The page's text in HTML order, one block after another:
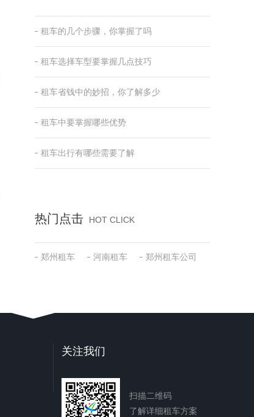
租车的几个步骤，你掌握了吗
租车选择车型要掌握几点技巧
租车省钱中的妙招，你了解多少
租车中要掌握哪些优势
租车出行有哪些需要了解
热门点击 HOT CLICK
郑州租车 河南租车 郑州租车公司
关注我们
扫描二维码
了解详细租车方案